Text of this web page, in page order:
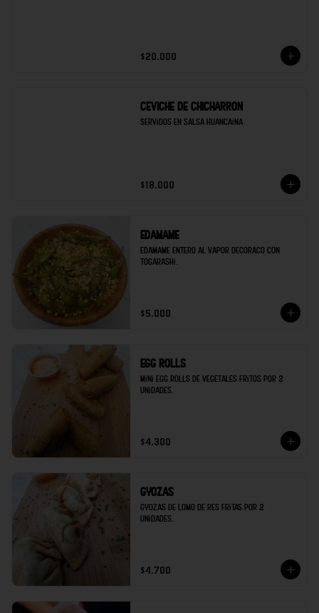
$20.000
Ceviche de Chicharron
Servidos en salsa Huancaina
$18.000
Edamame
Edamame entero al vapor decoraco con
togarashi.
$5.000
Egg rolls
Mini egg rolls de vegetales fritos por 2
unidades.
$4.300
Gyozas
Gyozas de lomo de res fritas por 2
unidades.
$4.700